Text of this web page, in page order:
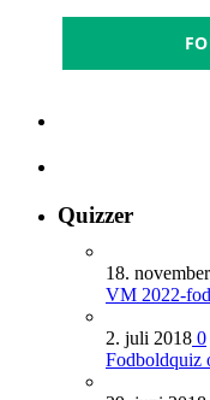
Quizzer
18.
VM 2022-
2. juli 2018 0
Fodboldquiz